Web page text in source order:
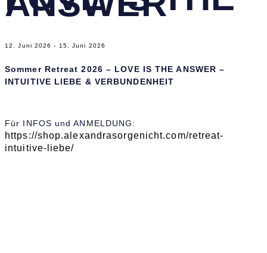
12. Juni 2026 - 15. Juni 2026
Sommer Retreat 2026 – LOVE IS THE ANSWER –
INTUITIVE LIEBE & VERBUNDENHEIT
Für INFOS und ANMELDUNG:
https://shop.alexandrasorgenicht.com/retreat-
intuitive-liebe/